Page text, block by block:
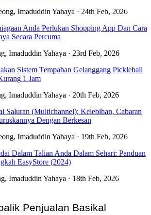
Imaduddin Yahaya · 24th Feb, 2026
Anda Perlukan Shopping App Dan Cara
Secara Percuma
Imaduddin Yahaya · 23rd Feb, 2026
Sistem Tempahan Gelanggang Pickleball
1 Jam
Imaduddin Yahaya · 20th Feb, 2026
Saluran (Multichannel): Kelebihan, Cabaran
Dengan Berkesan
Imaduddin Yahaya · 19th Feb, 2026
Dalam Talian Anda Dalam Sehari: Panduan
EasyStore (2024)
Imaduddin Yahaya · 18th Feb, 2026
Penjualan Basikal